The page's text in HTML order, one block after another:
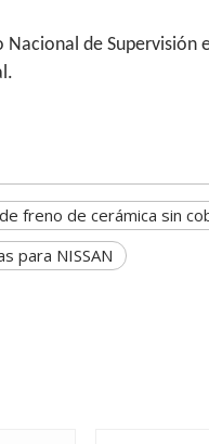
de Supervisión
freno de cerámica sin
para NISSAN